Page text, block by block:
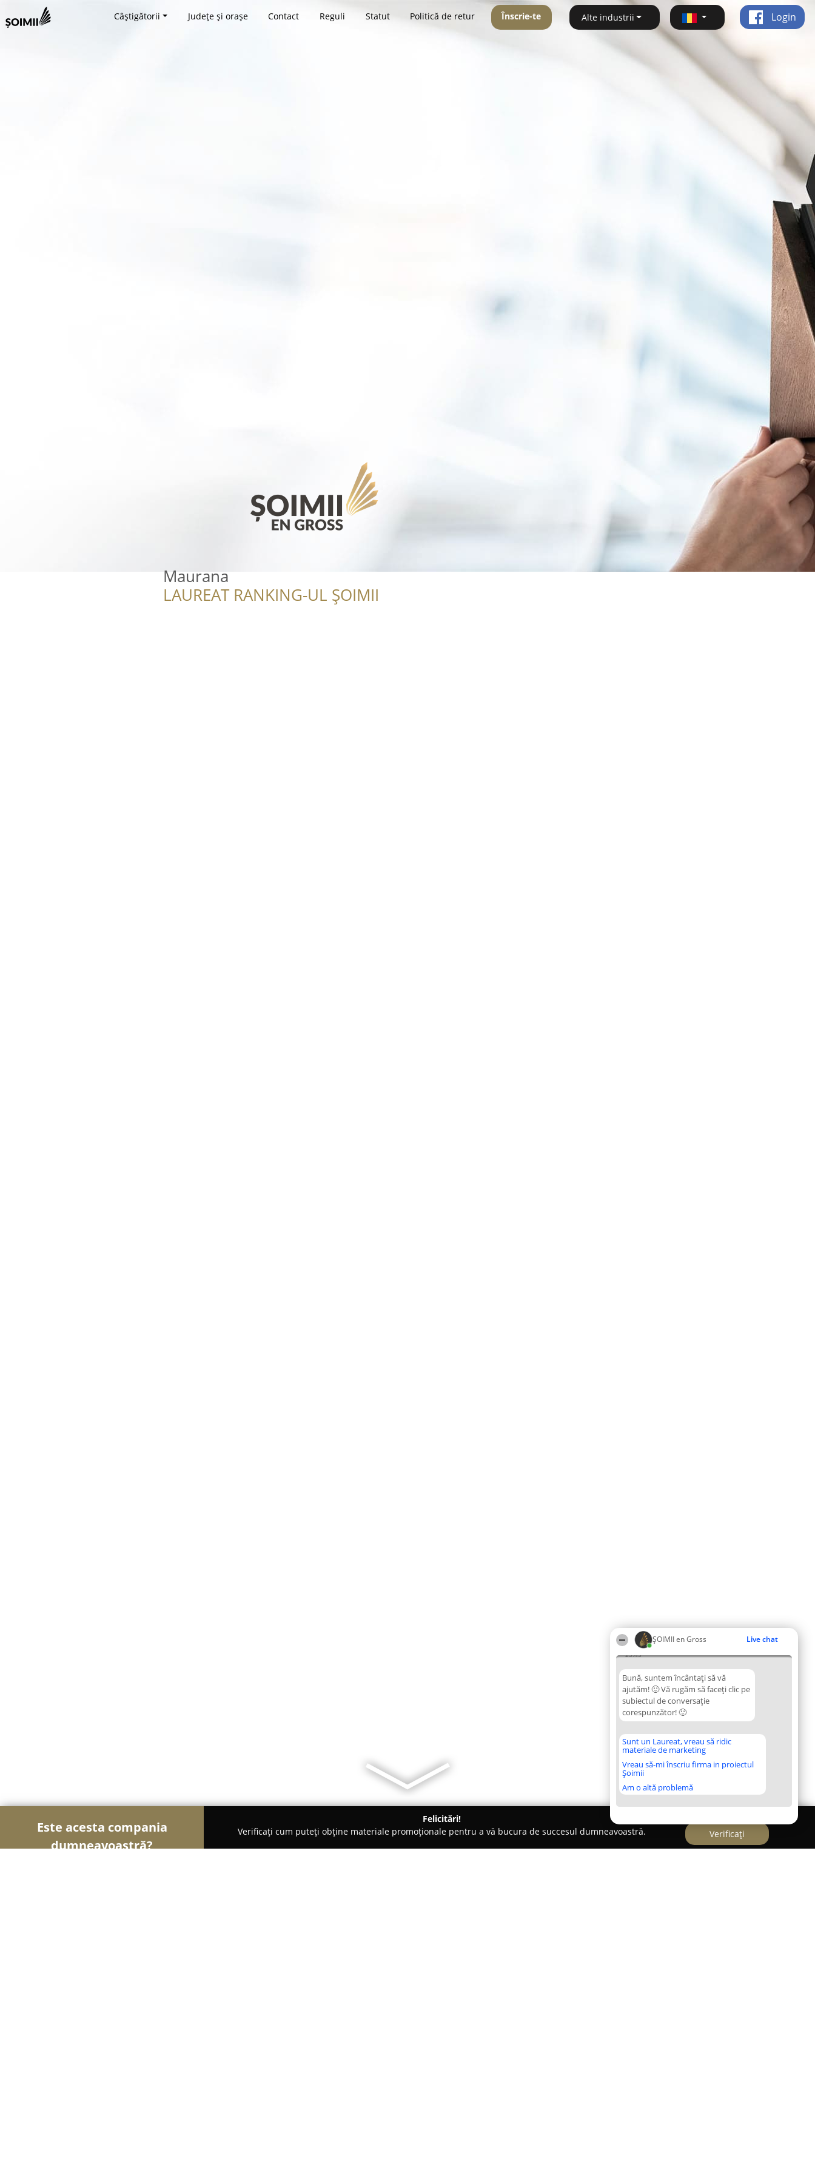
ȘOIMII en Gross Live chat
23:45
Bună, suntem încântați să vă
ajutăm! 🙂 Vă rugăm să faceți clic pe
subiectul de conversație
corespunzător! 🙂
Sunt un Laureat, vreau să ridic
materiale de marketing
Vreau să-mi înscriu firma in proiectul
Șoimii
Am o altă problemă
Câștigătorii Județe și orașe Contact Reguli Statut Politică de retur Înscrie-te Alte industrii Login
Maurana
LAUREAT RANKING-UL ȘOIMII
Este acesta compania
dumneavoastră?
Felicitări!
Verificați cum puteți obține materiale promoționale pentru a vă bucura de succesul dumneavoastră.
Verificați